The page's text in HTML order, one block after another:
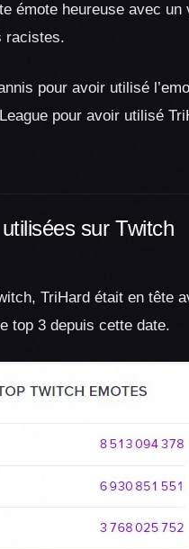
émote heureuse avec
racistes.
pour avoir utilisé
pour avoir utilisé
sur Twitch
TriHard était en tête
top 3 depuis cette date.